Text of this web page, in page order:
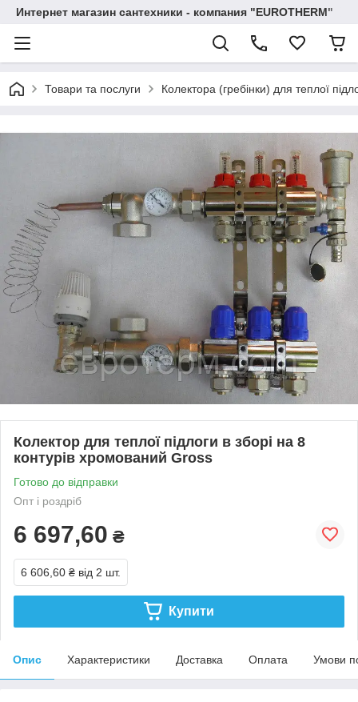
Интернет магазин сантехники - компания "EUROTHERM"
Товари та послуги Колектора (гребінки) для теплої
Колектор для теплої підлоги в зборі на 8
контурів хромований Gross
Готово до відправки
Опт і роздріб
6 697,60 ₴
6 606,60 ₴ від 2 шт.
Купити
Опис Характеристики Доставка Оплата Умови